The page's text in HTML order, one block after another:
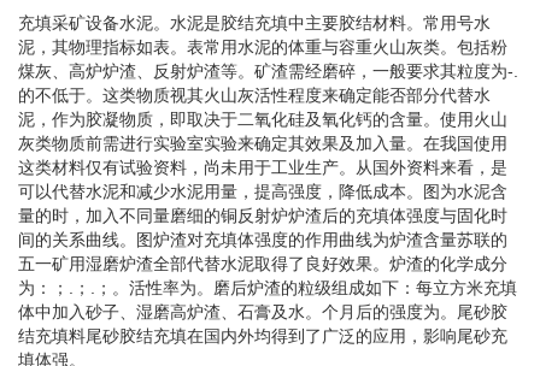
充填采矿设备水泥。水泥是胶结充填中主要胶结材料。常用号水
泥，其物理指标如表。表常用水泥的体重与容重火山灰类。包括粉
煤灰、高炉炉渣、反射炉渣等。矿渣需经磨碎，一般要求其粒度为-.
的不低于。这类物质视其火山灰活性程度来确定能否部分代替水
泥，作为胶凝物质，即取决于二氧化硅及氧化钙的含量。使用火山
灰类物质前需进行实验室实验来确定其效果及加入量。在我国使用
这类材料仅有试验资料，尚未用于工业生产。从国外资料来看，是
可以代替水泥和减少水泥用量，提高强度，降低成本。图为水泥含
量的时，加入不同量磨细的铜反射炉炉渣后的充填体强度与固化时
间的关系曲线。图炉渣对充填体强度的作用曲线为炉渣含量苏联的
五一矿用湿磨炉渣全部代替水泥取得了良好效果。炉渣的化学成分
为：；.；.；。活性率为。磨后炉渣的粒级组成如下：每立方米充填
体中加入砂子、湿磨高炉渣、石膏及水。个月后的强度为。尾砂胶
结充填料尾砂胶结充填在国内外均得到了广泛的应用，影响尾砂充
填体强。